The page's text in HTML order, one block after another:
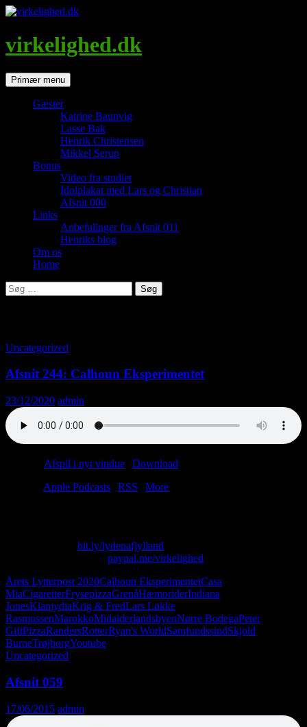
Hop
indhold
virkelighed.dk
SøgPrimær menu
Gæster
Katrine Baunvig
Lasse Bak
Henrik Christensen
Mikkel Serup
Bonus
Video fra studiet
Idolplakat med Lars og Christian
Afsnit 000
Links
Anbefalinger fra Afsnit 011
Henriks blog
Om os
Home
Søg
efter:
Uncategorized
Afsnit 244: Calhoun Eksperimentet
23/12/2020 admin
Afspil i nyt vindue Download
Apple Podcasts RSS
More
bit.ly/lydenafjylland
paypal.me/virkelighed
Årets Lytterpost 2020Calhoun EksperimentetCasa
MiaCigaretterFrysepizzaGrenåHæmoriderIndiana
JonesKlamydiaKrig & FredLars Løkke
RasmussenMarokkoMidalderlandsbyenNørre BodegaPeter
GiftPizzaRandersRotterRyan's WorldSamfundssindSkjold
BurneTrøjborgYoutube
Uncategorized
Afsnit 059
17/06/2015 admin